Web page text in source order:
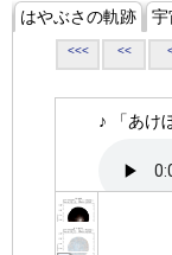
はやぶさの軌跡 宇
<<< <<
♪ 「あけ